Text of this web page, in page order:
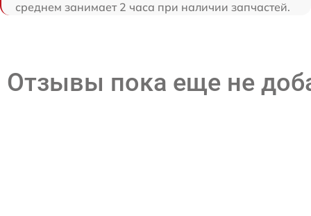
среднем занимает 2 часа при наличии запчастей.
Отзывы пока еще не